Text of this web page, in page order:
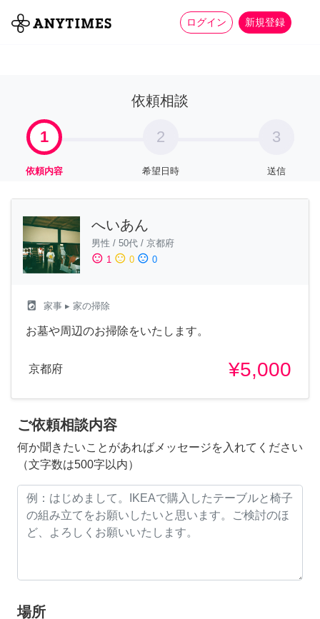
ログイン 新規登録
全て 家事 more_horiz
依頼相談
1
依頼内容
2
希望日時
3
送信
へいあん
男性 / 50代 / 京都府
sentiment_satisfied 1 sentiment_neutral 0 sentiment_dissatisfied 0
local_laundry_service 家事 ▸ 家の掃除
お墓や周辺のお掃除をいたします。
京都府 ¥5,000
ご依頼相談内容
何か聞きたいことがあればメッセージを入れてください
（文字数は500字以内）
場所